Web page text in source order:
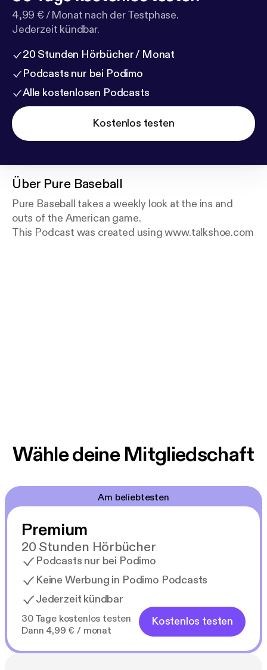
4,99 € / Monat nach der Testphase.
Jederzeit kündbar.
20 Stunden Hörbücher / Monat
Podcasts nur bei Podimo
Alle kostenlosen Podcasts
Kostenlos testen
Über Pure Baseball
Pure Baseball takes a weekly look at the ins and
outs of the American game.
This Podcast was created using www.talkshoe.com
Wähle deine Mitgliedschaft
Am beliebtesten
Premium
20 Stunden Hörbücher
Podcasts nur bei Podimo
Keine Werbung in Podimo Podcasts
Jederzeit kündbar
30 Tage kostenlos testen
Dann 4,99 € / monat
Kostenlos testen